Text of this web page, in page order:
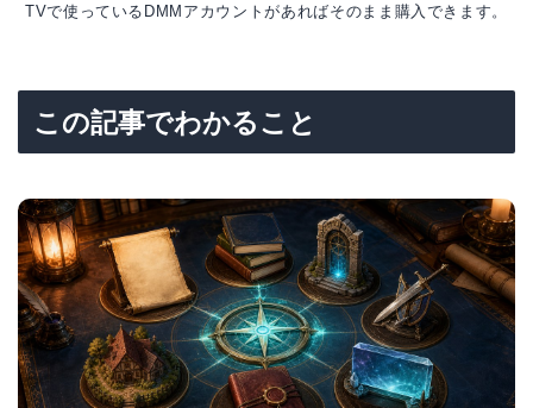
TVで使っているDMMアカウントがあればそのまま購入できます。
この記事でわかること